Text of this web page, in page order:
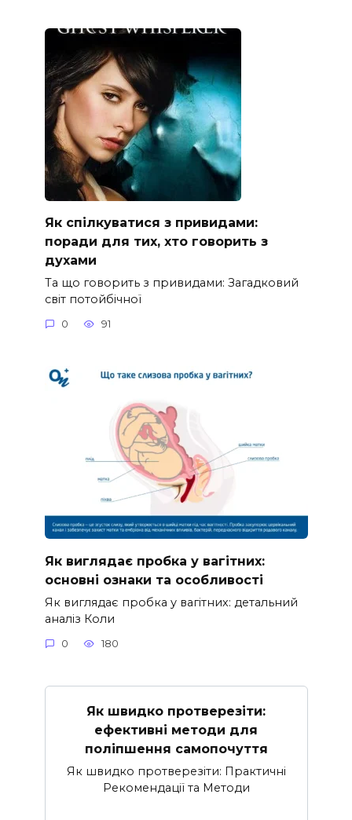
Як спілкуватися з привидами:
поради для тих, хто говорить з
духами
Та що говорить з привидами: Загадковий
світ потойбічної
0 91
Як виглядає пробка у вагітних:
основні ознаки та особливості
Як виглядає пробка у вагітних: детальний
аналіз Коли
0 180
Як швидко протверезіти:
ефективні методи для
поліпшення самопочуття
Як швидко протверезіти: Практичні
Рекомендації та Методи